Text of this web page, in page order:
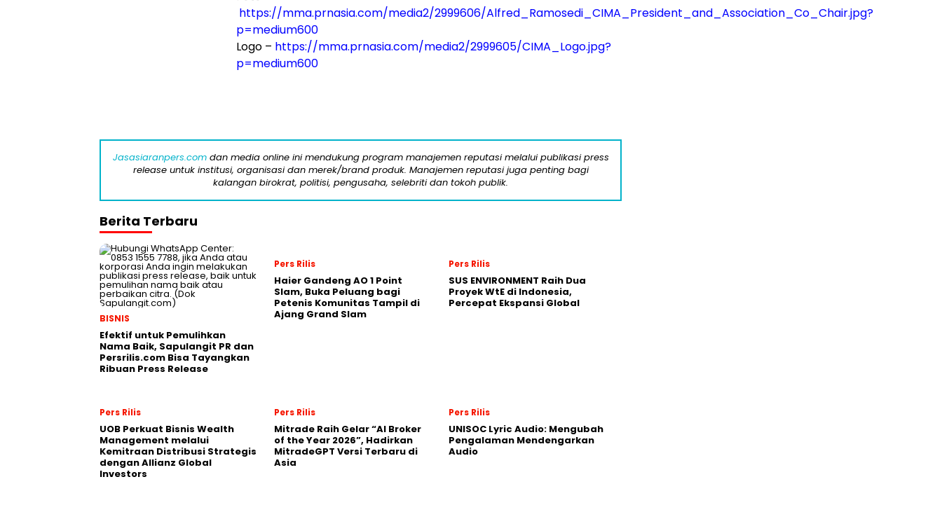
https://mma.prnasia.com/media2/2999606/Alfred_Ramosedi_CIMA_President_and_Association_Co_Chair.jpg?
p=medium600
Logo – https://mma.prnasia.com/media2/2999605/CIMA_Logo.jpg?
p=medium600
Jasasiaranpers.comdan media online ini mendukung program manajemen reputasi melalui publikasi press
release untuk institusi, organisasi dan merek/brand produk. Manajemen reputasi juga penting bagi
kalangan birokrat, politisi, pengusaha, selebriti dan tokoh publik.
Berita Terbaru
BISNIS
Efektif untuk Pemulihkan
Nama Baik, Sapulangit PR dan
Persrilis.com Bisa Tayangkan
Ribuan Press Release
Pers Rilis
Haier Gandeng AO 1 Point
Slam, Buka Peluang bagi
Petenis Komunitas Tampil di
Ajang Grand Slam
Pers Rilis
SUS ENVIRONMENT Raih Dua
Proyek WtE di Indonesia,
Percepat Ekspansi Global
Pers Rilis
UOB Perkuat Bisnis Wealth
Management melalui
Kemitraan Distribusi Strategis
dengan Allianz Global
Investors
Pers Rilis
Mitrade Raih Gelar “AI Broker
of the Year 2026”, Hadirkan
MitradeGPT Versi Terbaru di
Asia
Pers Rilis
UNISOC Lyric Audio: Mengubah
Pengalaman Mendengarkan
Audio